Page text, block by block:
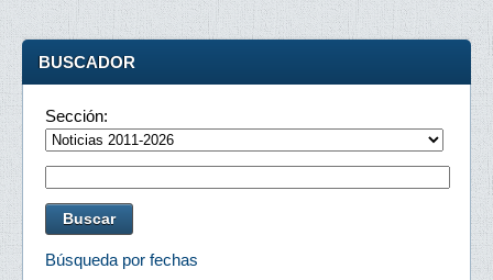
BUSCADOR
Sección:
Búsqueda por fechas